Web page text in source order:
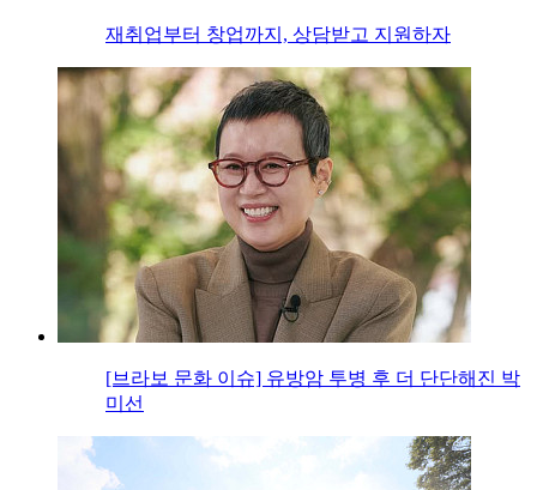
재취업부터 창업까지, 상담받고 지원하자
[브라보 문화 이슈] 유방암 투병 후 더 단단해진 박
미선